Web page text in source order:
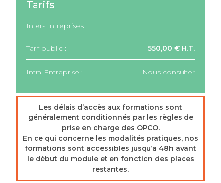
Tarifs
Inter-Entreprises
Tarif public : 550,00 € H.T.
Intra-Entreprise : Nous consulter
Les délais d’accès aux formations sont
généralement conditionnés par les règles de
prise en charge des OPCO.
En ce qui concerne les modalités pratiques, nos
formations sont accessibles jusqu’à 48h avant
le début du module et en fonction des places
restantes.